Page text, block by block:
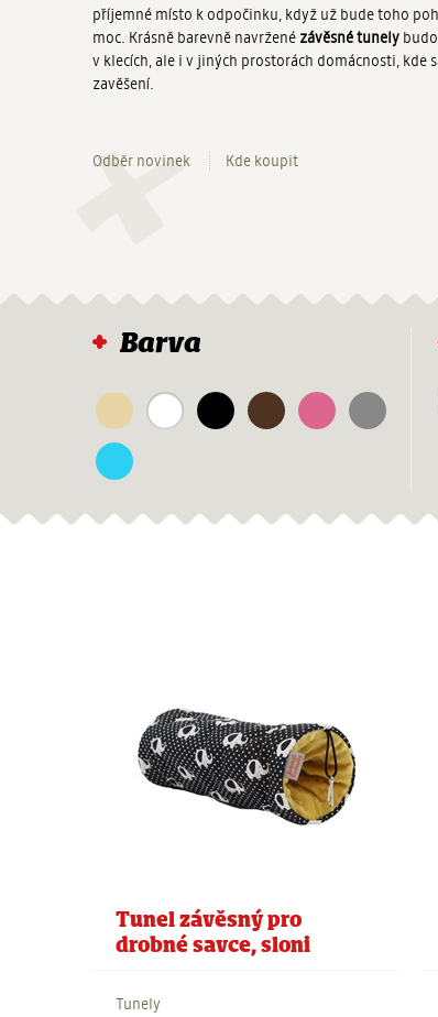
příjemné místo k odpočinku, když už bude toho
moc. Krásně barevně navržené závěsné tunely
v klecích, ale i v jiných prostorách domácnosti, kde
zavěšení.
Odběr novinek Kde koupit
Barva
Tunel závěsný pro
drobné savce, sloni
Tunely